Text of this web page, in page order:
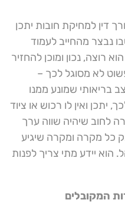
דין למחיקת חובות יתכן
נבצר מהחייב לעמוד
רוצה, נכון ומוכן להחזיר
לא מסוגל לכך –
בריאותי שמונע ממנו
יתכן ואין לו רכוש או ציוד
לחוב שיהיה שווה ערך
כל מקרה ומקרה שיגיע
הוא יידע מתי צריך לפנות
המקובלים